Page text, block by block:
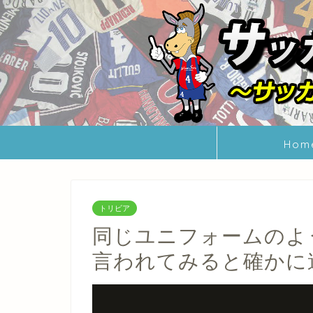
トリビア
同じユニフォームの
言われてみると確か